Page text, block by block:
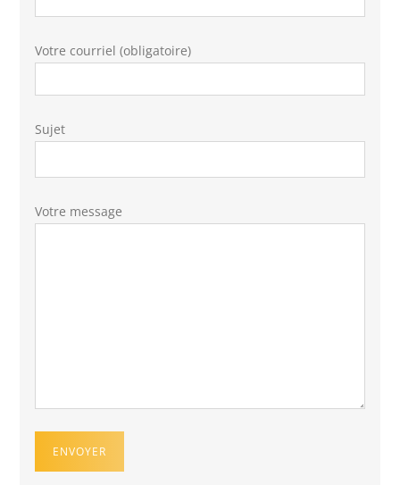
Votre courriel (obligatoire)
Sujet
Votre message